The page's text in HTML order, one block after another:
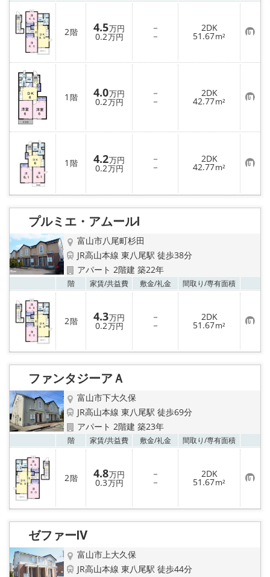
2階 4.5万円
0.2万円
－
－
2DK
51.67m² お
気
に
入
り
登
録
1 階 4.0万円
0.2万円
－
－
2DK
42.77m² お
気
に
入
り
登
録
1 階 4.2万円
0.2万円
－
－
2DK
42.77m² お
気
に
入
登
プルミエ・アムールⅠ
富山市八尾町杉田
JR高山本線 東八尾駅 徒歩38分
アパート 2階建 築22年
階 家賃/共益費 敷金/礼金 間取り/専有面積
2階 4.3万円
0.2万円
－
－
2DK
51.67m² お
気
に
入
登
ファンタジーアＡ
富山市下大久保
JR高山本線 東八尾駅 徒歩69分
アパート 2階建 築23年
階 家賃/共益費 敷金/礼金 間取り/専有面積
2階 4.8万円
0.3万円
－
－
2DK
51.67m² お
気
に
入
登
ゼファーⅣ
富山市上大久保
JR高山本線 東八尾駅 徒歩44分